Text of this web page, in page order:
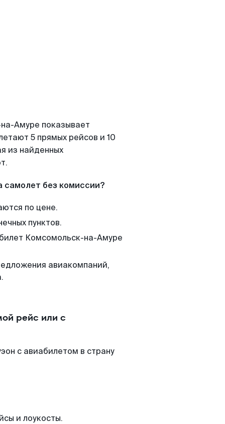
Амуре показывает
5 прямых рейсов и 10
из найденных
самолет без комиссии?
по цене.
пунктов.
Комсомольск-на-Амуре
авиакомпаний,
рейс или с
с авиабилетом в страну
и лоукосты.